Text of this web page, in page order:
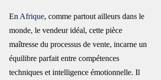
En Afrique, comme partout ailleurs dans le
monde, le vendeur idéal, cette pièce
maîtresse du processus de vente, incarne un
équilibre parfait entre compétences
techniques et intelligence émotionnelle. Il